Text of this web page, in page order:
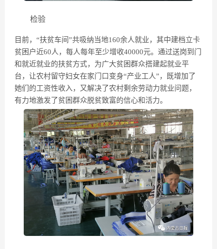
检验
目前，“扶贫车间”共吸纳当地160余人就业，其中建档立卡
贫困户近60人，每人每年至少增收40000元。通过送岗到门
和就近就业的扶贫方式，为广大贫困群众搭建起就业平
台，让农村留守妇女在家门口变身“产业工人”，既增加了
她们的工资性收入，又解决了农村剩余劳动力就业问题，
有力地激发了贫困群众脱贫致富的信心和活力。